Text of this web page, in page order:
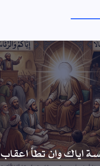
اياك وان تطأ اعقاب